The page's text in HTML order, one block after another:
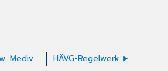
HÄVG-ID bzw. Mediverbund-ID erfassen HÄVG-Regelwerk